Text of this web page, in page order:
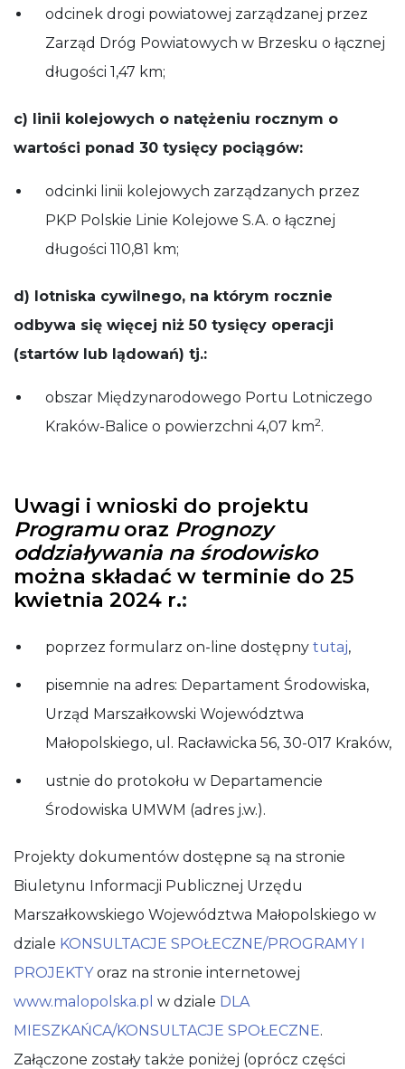
odcinek drogi powiatowej zarządzanej przez
Zarząd Dróg Powiatowych w Brzesku o łącznej
długości 1,47 km;
c) linii kolejowych o natężeniu rocznym o
wartości ponad 30 tysięcy pociągów:
odcinki linii kolejowych zarządzanych przez
PKP Polskie Linie Kolejowe S.A. o łącznej
długości 110,81 km;
d) lotniska cywilnego, na którym rocznie
odbywa się więcej niż 50 tysięcy operacji
(startów lub lądowań) tj.:
obszar Międzynarodowego Portu Lotniczego
Kraków-Balice o powierzchni 4,07 km2.
Uwagi i wnioski do projektu
Programuoraz Prognozy
oddziaływania na środowisko
można składać w terminie do 25
kwietnia 2024 r.:
poprzez formularz on-line dostępny tutaj,
pisemnie na adres: Departament Środowiska,
Urząd Marszałkowski Województwa
Małopolskiego, ul. Racławicka 56, 30-017 Kraków,
ustnie do protokołu w Departamencie
Środowiska UMWM (adres j.w.).
Projekty dokumentów dostępne są na stronie
Biuletynu Informacji Publicznej Urzędu
Marszałkowskiego Województwa Małopolskiego w
dziale KONSULTACJE SPOŁECZNE/PROGRAMY I
PROJEKTYoraz na stronie internetowej
www.malopolska.pl w dziale DLA
MIESZKAŃCA/KONSULTACJE SPOŁECZNE.
Załączone zostały także poniżej (oprócz części